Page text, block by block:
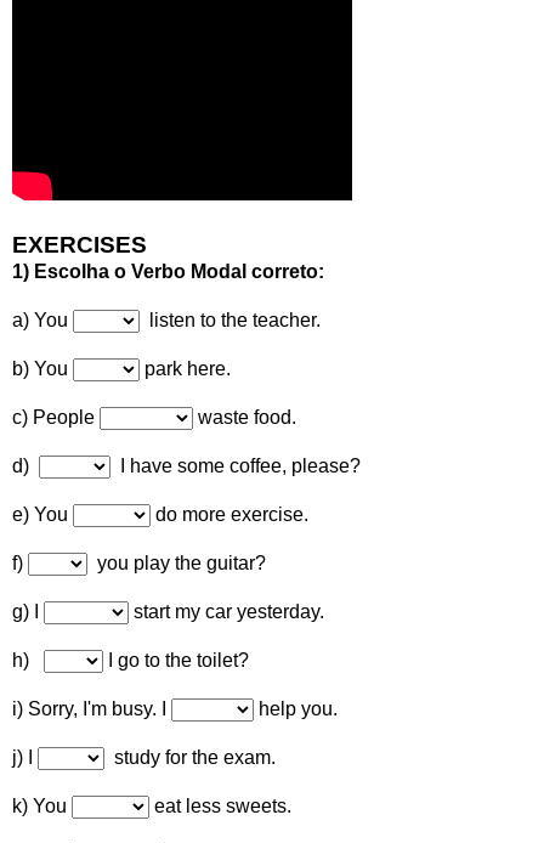
EXERCISES
1) Escolha o Verbo Modal correto:
a) You listen to the teacher.
b) You park here.
c) People waste food.
d) I have some coffee, please?
e) You do more exercise.
f) you play the guitar?
g) start my car yesterday.
h) I go to the toilet?
i) Sorry, I'm busy. I help you.
j) I study for the exam.
k) You eat less sweets.